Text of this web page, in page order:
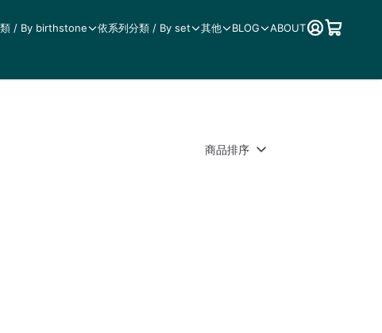
/ By birthstone 依系列分類 / By set 其他 BLOG ABOUT
商品排序